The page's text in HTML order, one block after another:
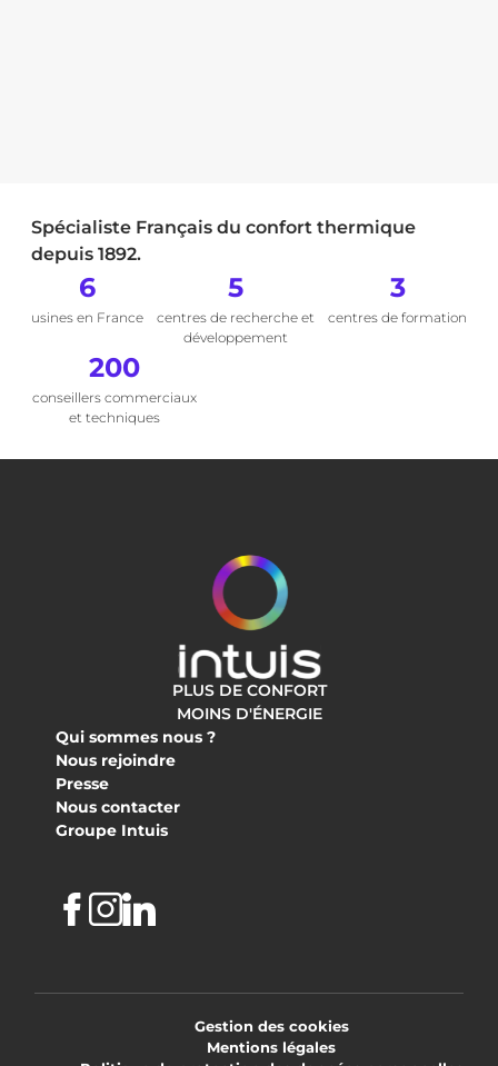
Spécialiste Français du confort thermique
depuis 1892.
6
usines en France
5
centres de recherche et
développement
3
centres de formation
200
conseillers commerciaux
et techniques
PLUS DE CONFORT
MOINS D'ÉNERGIE
Qui sommes nous ?
Nous rejoindre
Presse
Nous contacter
Groupe Intuis
Facebook
Instagram
Linkedin
Gestion des cookies
Mentions légales